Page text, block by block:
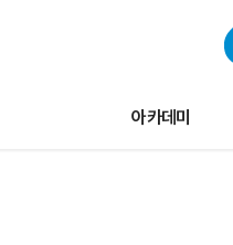
아카데미